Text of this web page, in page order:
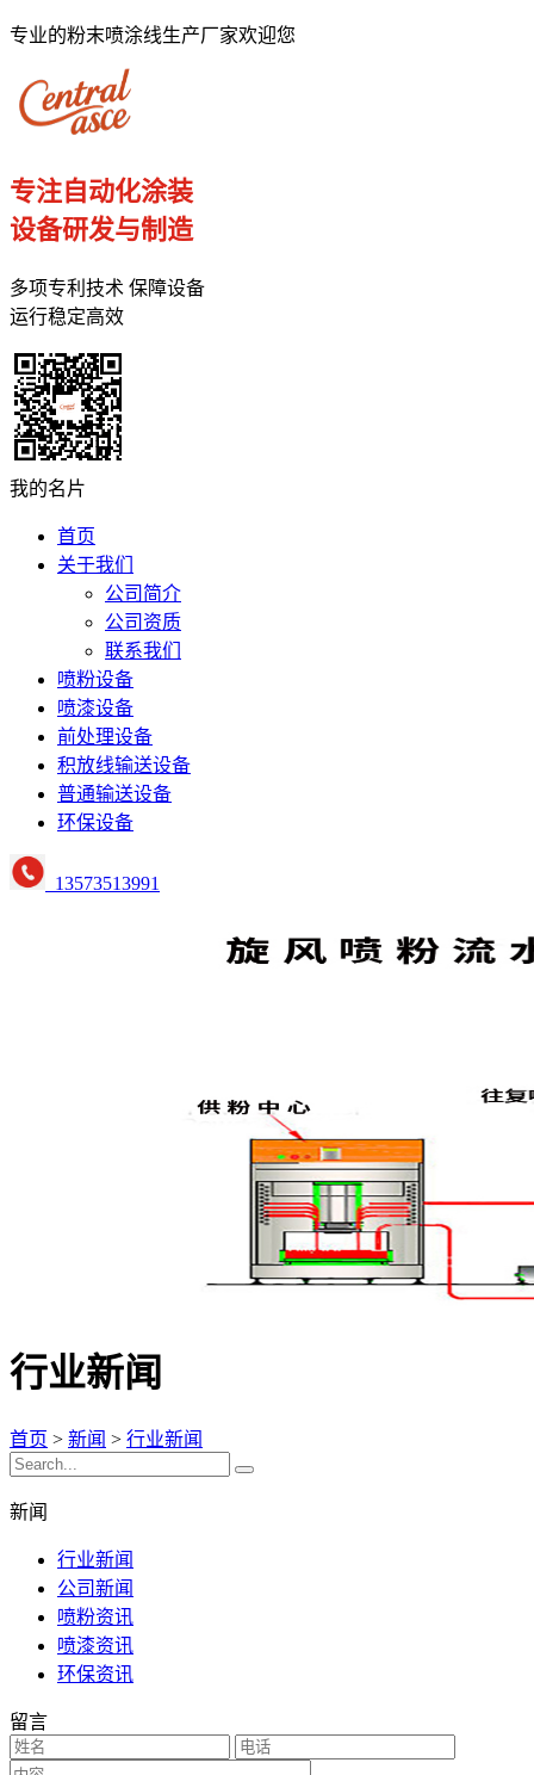
专业的粉末喷涂线生产厂家欢迎您
专注自动化涂装
设备研发与制造
多项专利技术 保障设备
运行稳定高效
我的名片
首页
关于我们
公司简介
公司资质
联系我们
喷粉设备
喷漆设备
前处理设备
积放线输送设备
普通输送设备
环保设备
13573513991
行业新闻
首页 > 新闻 > 行业新闻
新闻
行业新闻
公司新闻
喷粉资讯
喷漆资讯
环保资讯
留言